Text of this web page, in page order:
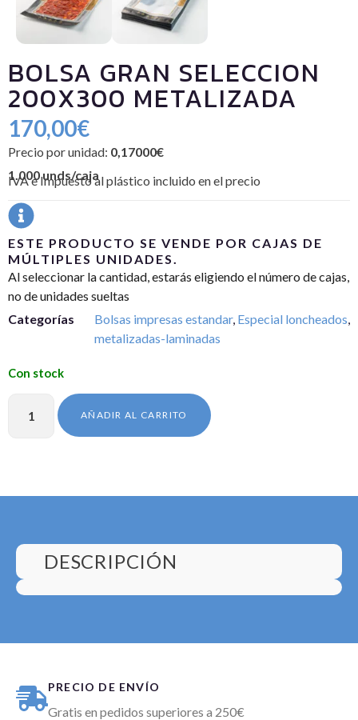
BOLSA GRAN SELECCION
200X300 METALIZADA
170,00€
Precio por unidad: 0,17000€
1.000 unds/caja
IVA e Impuesto al plástico incluido en el precio
ESTE PRODUCTO SE VENDE POR CAJAS DE
MÚLTIPLES UNIDADES.
Al seleccionar la cantidad, estarás eligiendo el número de cajas,
no de unidades sueltas
Categorías
Bolsas impresas estandar, Especial loncheados,
metalizadas-laminadas
AÑADIR AL CARRITO
DESCRIPCIÓN
PRECIO DE ENVÍO
Gratis en pedidos superiores a 250€